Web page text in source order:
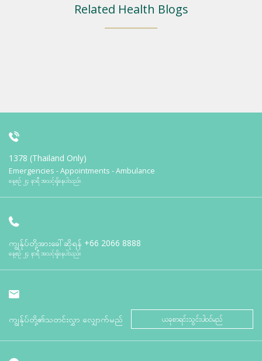
Related Health Blogs
1378 (Thailand Only)
Emergencies - Appointments - Ambulance
နေ့စဉ် ၂၄ နာရီ အသင့်ရှိနေပါသည်။
ကျွန်ုပ်တို့အားခေါ်ဆိုရန် +66 2066 8888
နေ့စဉ် ၂၄ နာရီ အသင့်ရှိနေပါသည်။
ကျွန်ုပ်တို့၏သတင်းလွှာ လျှောက်မည် ယခုစာရင်းသွင်းပါဝင်မည်